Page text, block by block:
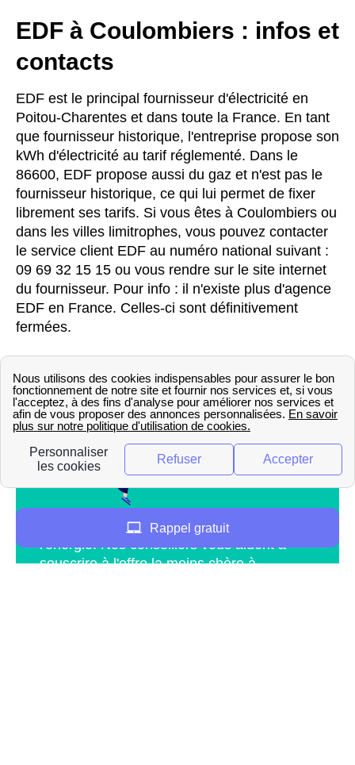
EDF à Coulombiers : infos et
contacts
EDF est le principal fournisseur d'électricité en
Poitou-Charentes et dans toute la France. En tant
que fournisseur historique, l'entreprise propose son
kWh d'électricité au tarif réglementé. Dans le
86600, EDF propose aussi du gaz et n'est pas le
fournisseur historique, ce qui lui permet de fixer
librement ses tarifs. Si vous êtes à Coulombiers ou
dans les villes limitrophes, vous pouvez contacter
le service client EDF au numéro national suivant :
09 69 32 15 15 ou vous rendre sur le site internet
du fournisseur. Pour info : il n'existe plus d'agence
EDF en France. Celles-ci sont définitivement
fermées.
Rappel gratuit